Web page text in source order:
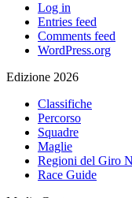
Log in
Entries feed
Comments feed
WordPress.org
Edizione 2026
Classifiche
Percorso
Squadre
Maglie
Regioni del Giro
Race Guide